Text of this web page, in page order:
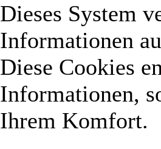
Dieses System
Informationen
Diese Cookies
Informationen,
Ihrem Komfort.